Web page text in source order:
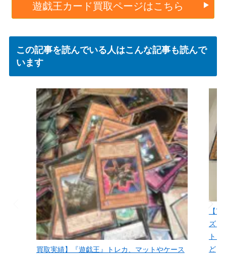
遊戯王カード買取ページはこちら
この記事を読んでいる人はこんな記事も読んで
います
買取実績】『遊戯王』トレカ、マットやケース
【
ズ・
ト
ど